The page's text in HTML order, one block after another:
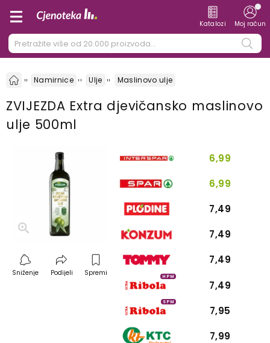
Katalozi Moj račun
Namirnice Ulje Maslinovo ulje
ZVIJEZDA Extra djevičansko maslinovo
ulje 500ml
Sniženje Podijeli Spremi
6,99
6,99
7,49
7,49
7,49
HPM
7,49
SPM
7,95
7,99